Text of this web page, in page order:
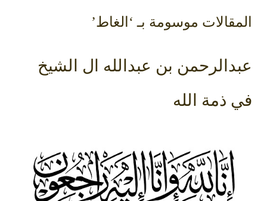
المقالات موسومة بـ ‘الغاط’
عبدالرحمن بن عبدالله ال الشيخ
في ذمة الله